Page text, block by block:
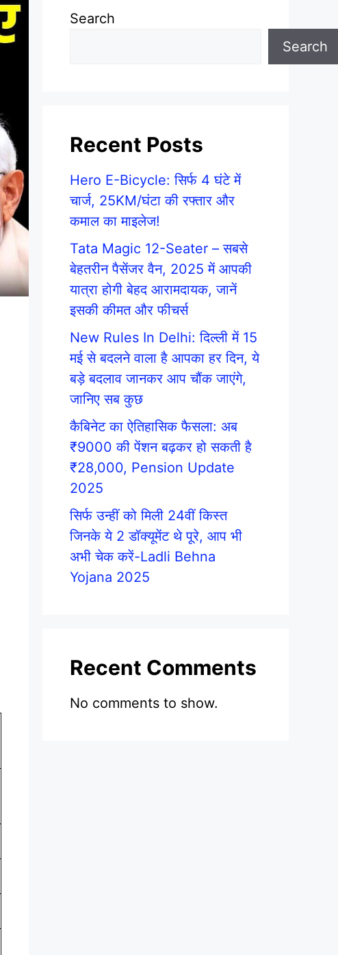
Search
Search
Recent Posts
Hero E-Bicycle: सिर्फ 4 घंटे में
चार्ज, 25KM/घंटा की रफ्तार और
कमाल का माइलेज!
Tata Magic 12-Seater – सबसे
बेहतरीन पैसेंजर वैन, 2025 में आपकी
यात्रा होगी बेहद आरामदायक, जानें
इसकी कीमत और फीचर्स
New Rules In Delhi: दिल्ली में 15
मई से बदलने वाला है आपका हर दिन, ये
बड़े बदलाव जानकर आप चौंक जाएंगे,
जानिए सब कुछ
कैबिनेट का ऐतिहासिक फैसला: अब
₹9000 की पेंशन बढ़कर हो सकती है
₹28,000, Pension Update
2025
सिर्फ उन्हीं को मिली 24वीं किस्त
जिनके ये 2 डॉक्यूमेंट थे पूरे, आप भी
अभी चेक करें-Ladli Behna
Yojana 2025
Recent Comments
No comments to show.